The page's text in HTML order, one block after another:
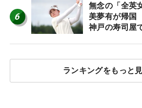
6
無念の「全英
美夢有が帰国
神戸の寿司屋
ランキングをもっと